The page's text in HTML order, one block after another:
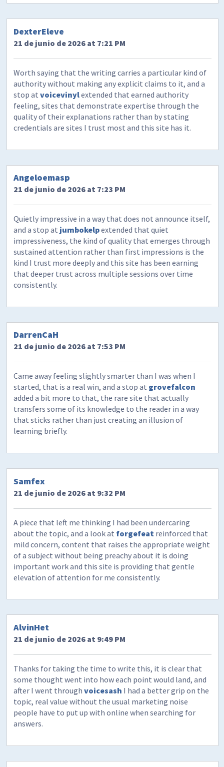
DexterEleve
21 de junio de 2026 at 7:21 PM
Worth saying that the writing carries a particular kind of
authority without making any explicit claims to it, and a
stop atvoicevinylextended that earned authority
feeling, sites that demonstrate expertise through the
quality of their explanations rather than by stating
credentials are sites I trust most and this site has it.
Angeloemasp
21 de junio de 2026 at 7:23 PM
Quietly impressive in a way that does not announce itself,
and a stop at jumbokelpextended that quiet
impressiveness, the kind of quality that emerges through
sustained attention rather than first impressions is the
kind I trust more deeply and this site has been earning
that deeper trust across multiple sessions over time
consistently.
DarrenCaH
21 de junio de 2026 at 7:53 PM
Came away feeling slightly smarter than I was when I
started, that is a real win, and a stop at grovefalcon
added a bit more to that, the rare site that actually
transfers some of its knowledge to the reader in a way
that sticks rather than just creating an illusion of
learning briefly.
Samfex
21 de junio de 2026 at 9:32 PM
A piece that left me thinking I had been undercaring
about the topic, and a look at forgefeat reinforced that
mild concern, content that raises the appropriate weight
of a subject without being preachy about it is doing
important work and this site is providing that gentle
elevation of attention for me consistently.
AlvinHet
21 de junio de 2026 at 9:49 PM
Thanks for taking the time to write this, it is clear that
some thought went into how each point would land, and
after I went throughvoicesash I had a better grip on the
topic, real value without the usual marketing noise
people have to put up with online when searching for
answers.